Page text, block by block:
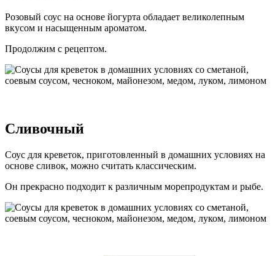
Розовый соус на основе йогурта обладает великолепным
вкусом и насыщенным ароматом.
Продолжим с рецептом.
Сливочный
Соус для креветок, приготовленный в домашних условиях на
основе сливок, можно считать классическим.
Он прекрасно подходит к различным морепродуктам и рыбе.